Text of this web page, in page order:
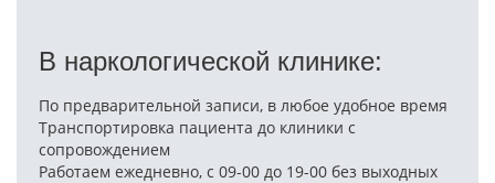
В наркологической клинике:
По предварительной записи, в любое удобное время
Транспортировка пациента до клиники с
сопровождением
Работаем ежедневно, с 09-00 до 19-00 без выходных